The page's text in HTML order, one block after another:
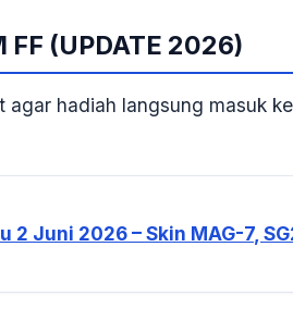
FF (UPDATE 2026)
agar hadiah langsung masuk
2 Juni 2026 – Skin MAG-7,